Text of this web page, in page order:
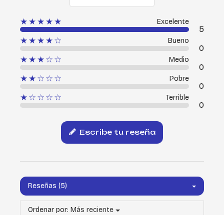
★★★★★ Excelente
5
★★★★☆
Bueno
0
★★★☆☆
Medio
0
★★☆☆☆
Pobre
0
★☆☆☆☆
Terrible
0
Escribe tu reseña
Reseñas (5)
Ordenar por: Más reciente